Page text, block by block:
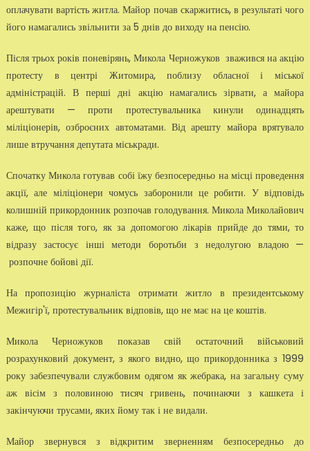
оплачувати вартість житла. Майор почав скаржитись, в результаті чого
його намагались звільнити за 5 днів до виходу на пенсію.
Після трьох років поневірянь, Микола Черножуков зважився на акцію
протесту в центрі Житомира, поблизу обласної і міської
адміністрацій. В перші дні акцію намагались зірвати, а майора
арештувати — проти протестувальника кинули одинадцять
міліціонерів, озброєних автоматами. Від арешту майора врятувало
лише втручання депутата міськради.
Спочатку Микола готував собі їжу безпосередньо на місці проведення
акції, але міліціонери чомусь заборонили це робити. У відповідь
колишній прикордонник розпочав голодування. Микола Миколайович
каже, що після того, як за допомогою лікарів прийде до тями, то
відразу застосує інші методи боротьби з недолугою владою —
розпочне бойові дії.
На пропозицію журналіста отримати житло в президентському
Межигір'ї, протестувальник відповів, що не має на це коштів.
Микола Черножуков показав свій остаточний військовий
розрахунковий документ, з якого видно, що прикордонника з 1999
року забезпечували службовим одягом як жебрака, на загальну суму
аж вісім з половиною тисяч гривень, починаючи з кашкета і
закінчуючи трусами, яких йому так і не видали.
Майор звернувся з відкритим зверненням безпосередньо до